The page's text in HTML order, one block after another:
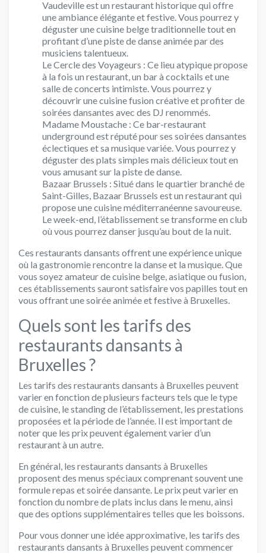
Vaudeville est un restaurant historique qui offre
une ambiance élégante et festive. Vous pourrez y
déguster une cuisine belge traditionnelle tout en
profitant d’une piste de danse animée par des
musiciens talentueux.
Le Cercle des Voyageurs : Ce lieu atypique propose
à la fois un restaurant, un bar à cocktails et une
salle de concerts intimiste. Vous pourrez y
découvrir une cuisine fusion créative et profiter de
soirées dansantes avec des DJ renommés.
Madame Moustache : Ce bar-restaurant
underground est réputé pour ses soirées dansantes
éclectiques et sa musique variée. Vous pourrez y
déguster des plats simples mais délicieux tout en
vous amusant sur la piste de danse.
Bazaar Brussels : Situé dans le quartier branché de
Saint-Gilles, Bazaar Brussels est un restaurant qui
propose une cuisine méditerranéenne savoureuse.
Le week-end, l’établissement se transforme en club
où vous pourrez danser jusqu’au bout de la nuit.
Ces restaurants dansants offrent une expérience unique
où la gastronomie rencontre la danse et la musique. Que
vous soyez amateur de cuisine belge, asiatique ou fusion,
ces établissements sauront satisfaire vos papilles tout en
vous offrant une soirée animée et festive à Bruxelles.
Quels sont les tarifs des
restaurants dansants à
Bruxelles ?
Les tarifs des restaurants dansants à Bruxelles peuvent
varier en fonction de plusieurs facteurs tels que le type
de cuisine, le standing de l’établissement, les prestations
proposées et la période de l’année. Il est important de
noter que les prix peuvent également varier d’un
restaurant à un autre.
En général, les restaurants dansants à Bruxelles
proposent des menus spéciaux comprenant souvent une
formule repas et soirée dansante. Le prix peut varier en
fonction du nombre de plats inclus dans le menu, ainsi
que des options supplémentaires telles que les boissons.
Pour vous donner une idée approximative, les tarifs des
restaurants dansants à Bruxelles peuvent commencer